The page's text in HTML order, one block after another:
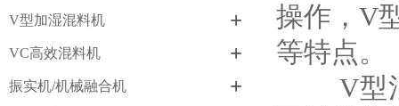
V型加湿混料机 +
VC高效混料机 +
振实机/机械融合机 +
操作，V
等特点。
V型混